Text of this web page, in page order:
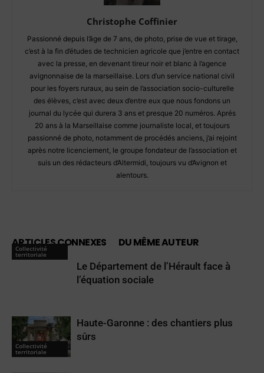
Christophe Coffinier
Passionné depuis l’âge de 7 ans, de photo, prise de vue et tirage,
c’est à la fin d’études de technicien agricole que j’entre en contact
avec la presse, en devenant tireur noir et blanc à l’agence
avignonnaise de la marseillaise. Lors d’un service national civil
pour les foyers ruraux, au sein de l’association socio-culturelle
des élèves, c’est avec deux d’entre eux que nous fondons un
journal du lycée qui durera 3 ans et presque 20 numéros. Aprés
20 ans à la Marseillaise comme journaliste local, et toujours
passionné de photo, notamment de procédés anciens, j’ai rejoint
après notre licenciement, le groupe fondateur de l’association et
suis un des rédacteurs d’Altermidi, toujours vu d’Avignon et
alentours.
ARTICLES CONNEXES DU MÊME AUTEUR
Collectivité
territoriale
Le Département de l’Hérault face à
l’équation sociale
Collectivité
territoriale
Haute-Garonne : des chantiers plus
sûrs